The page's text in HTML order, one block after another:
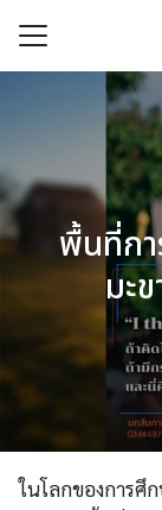
content
พื้นที่กา
มะ
ในโลกของการศึ